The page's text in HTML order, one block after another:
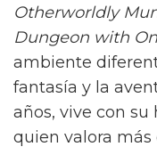
Otherworldly
Dungeon with
ambiente
fantasía y la
años, vive con su
quien valora más